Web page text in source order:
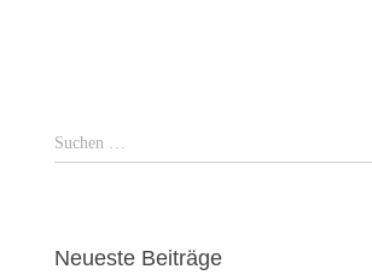
S
u
n
Suchen …
Neueste Beiträge